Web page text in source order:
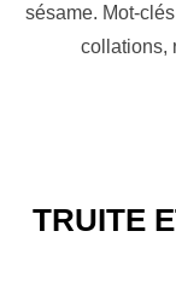
sésame. Mot-
collations,
TRUITE